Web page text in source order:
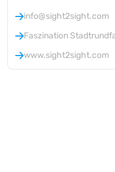
info@sight2sight.com
Faszination
www.sight2sight.com